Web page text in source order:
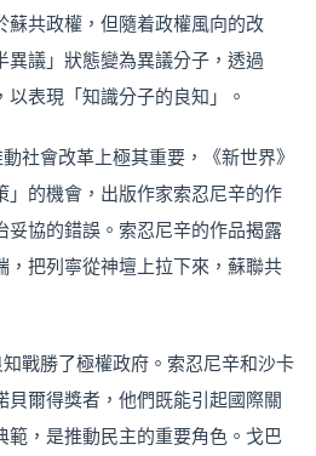
蘇共政權，但隨着政權風向的改
異議」狀態變為異議分子，透過
以表現「知識分子的良知」。
社會改革上極其重要，《新世界》
」的機會，出版作家索忍尼辛的作
妥協的錯誤。索忍尼辛的作品揭露
，把列寧從神壇上拉下來，蘇聯共
戰勝了極權政府。索忍尼辛和沙卡
貝爾得獎者，他們既能引起國際關
範，是推動民主的重要角色。戈巴